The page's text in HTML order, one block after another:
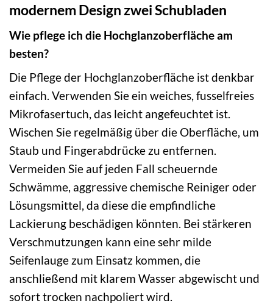
modernem Design zwei Schubladen
Wie pflege ich die Hochglanzoberfläche am
besten?
Die Pflege der Hochglanzoberfläche ist denkbar
einfach. Verwenden Sie ein weiches, fusselfreies
Mikrofasertuch, das leicht angefeuchtet ist.
Wischen Sie regelmäßig über die Oberfläche, um
Staub und Fingerabdrücke zu entfernen.
Vermeiden Sie auf jeden Fall scheuernde
Schwämme, aggressive chemische Reiniger oder
Lösungsmittel, da diese die empfindliche
Lackierung beschädigen könnten. Bei stärkeren
Verschmutzungen kann eine sehr milde
Seifenlauge zum Einsatz kommen, die
anschließend mit klarem Wasser abgewischt und
sofort trocken nachpoliert wird.